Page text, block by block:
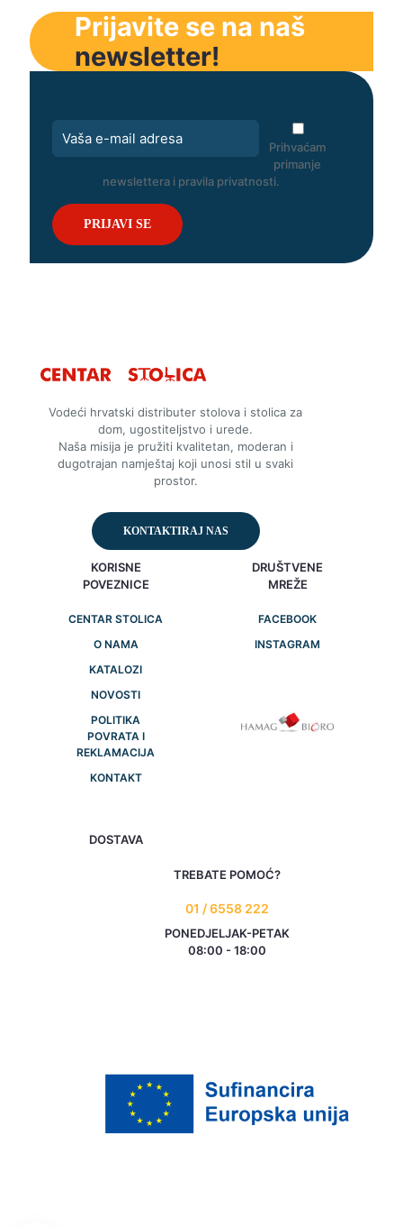
Prijavite se na naš
newsletter!
Prihvaćam
primanje
newslettera i pravila privatnosti.
Vodeći hrvatski distributer stolova i stolica za
dom, ugostiteljstvo i urede.
Naša misija je pružiti kvalitetan, moderan i
dugotrajan namještaj koji unosi stil u svaki
prostor.
KONTAKTIRAJ NAS
KORISNE
POVEZNICE
CENTAR STOLICA
O NAMA
KATALOZI
NOVOSTI
POLITIKA
POVRATA I
REKLAMACIJA
KONTAKT
DOSTAVA
DRUŠTVENE
MREŽE
FACEBOOK
INSTAGRAM
TREBATE POMOĆ?
01 / 6558 222
PONEDJELJAK-PETAK
08:00 - 18:00